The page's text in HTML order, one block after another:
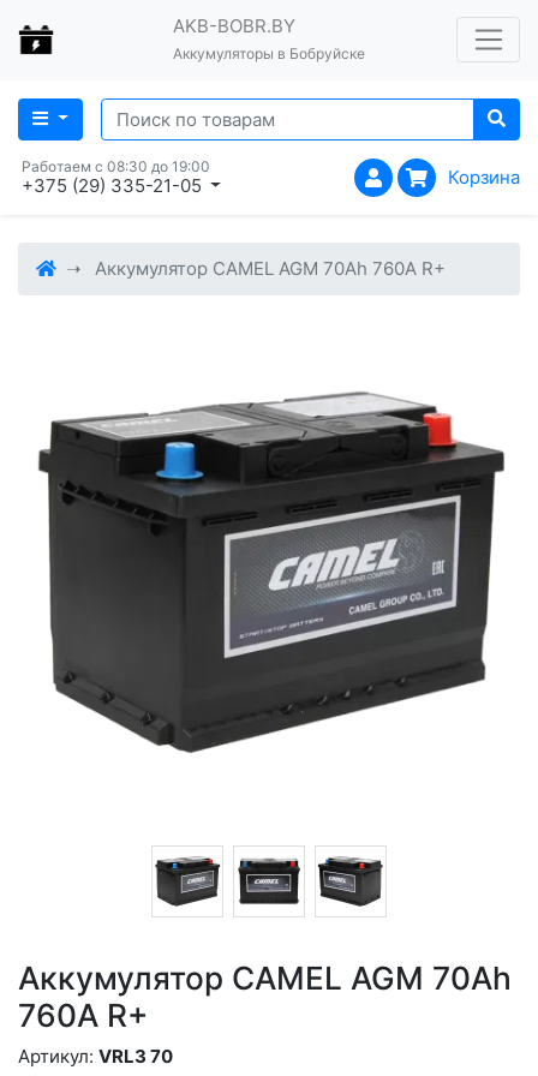
AKB-BOBR.BY
Аккумуляторы в Бобруйске
Работаем с 08:30 до 19:00
+375 (29) 335-21-05 Корзина
Аккумулятор CAMEL AGM 70Ah 760A R+
Аккумулятор CAMEL AGM 70Ah
760A R+
Артикул: VRL3 70